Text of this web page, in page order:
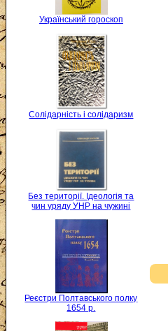
Український гороскоп
Солідарність і солідаризм
Без території. Ідеологія та
чин уряду УНР на чужині
Реєстри Полтавського полку
1654 р.